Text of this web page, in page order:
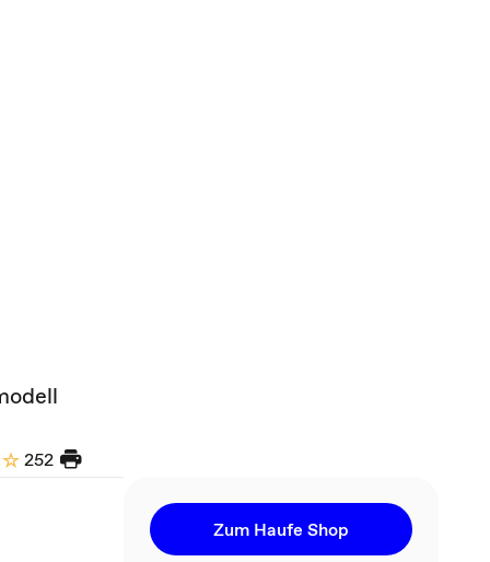
252
Zum Haufe Shop